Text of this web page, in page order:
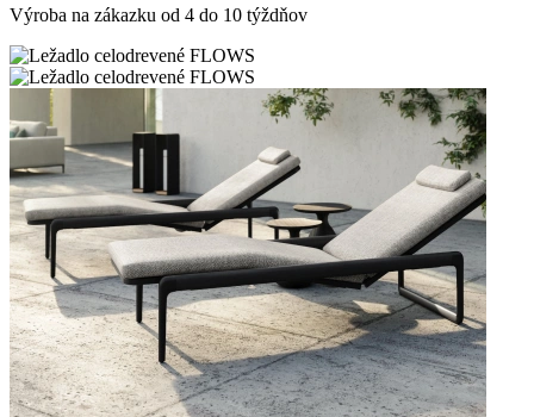
Výroba na zákazku od 4 do 10 týždňov